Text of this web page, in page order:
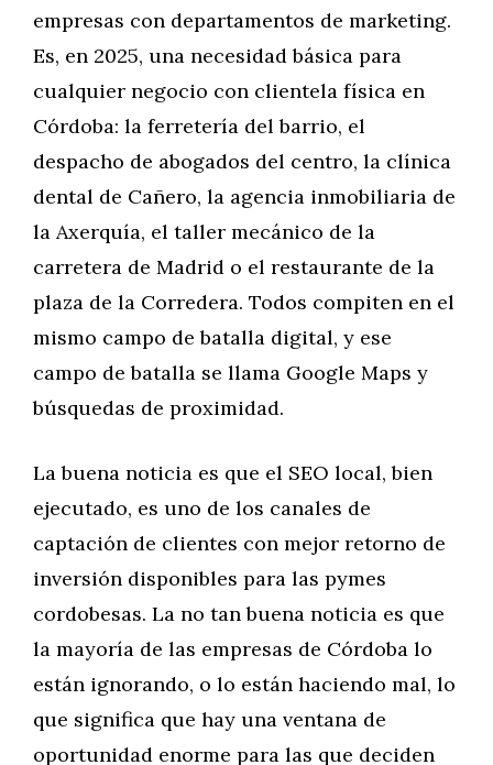
empresas con departamentos de marketing.
Es, en 2025, una necesidad básica para
cualquier negocio con clientela física en
Córdoba: la ferretería del barrio, el
despacho de abogados del centro, la clínica
dental de Cañero, la agencia inmobiliaria de
la Axerquía, el taller mecánico de la
carretera de Madrid o el restaurante de la
plaza de la Corredera. Todos compiten en el
mismo campo de batalla digital, y ese
campo de batalla se llama Google Maps y
búsquedas de proximidad.
La buena noticia es que el SEO local, bien
ejecutado, es uno de los canales de
captación de clientes con mejor retorno de
inversión disponibles para las pymes
cordobesas. La no tan buena noticia es que
la mayoría de las empresas de Córdoba lo
están ignorando, o lo están haciendo mal, lo
que significa que hay una ventana de
oportunidad enorme para las que deciden